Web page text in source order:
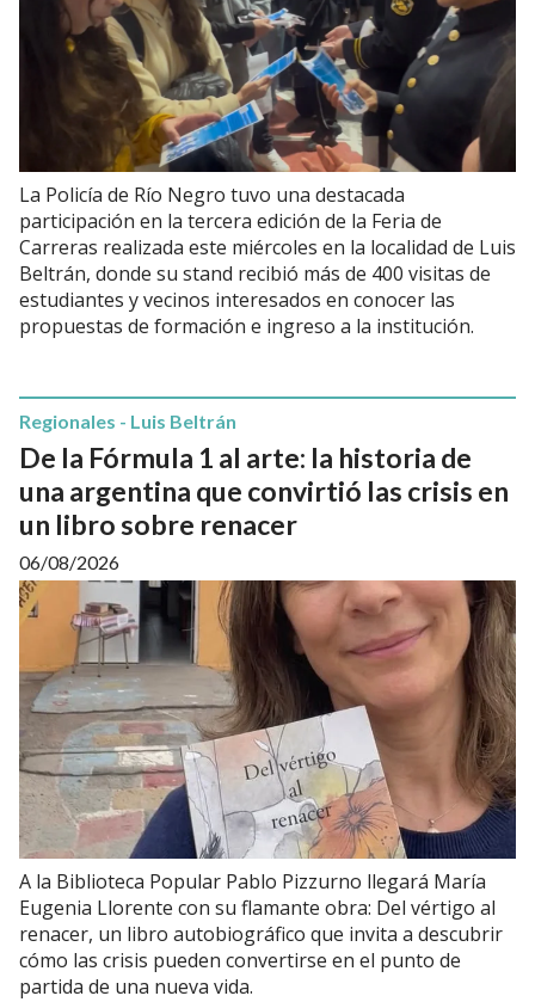
La Policía de Río Negro tuvo una destacada
participación en la tercera edición de la Feria de
Carreras realizada este miércoles en la localidad de Luis
Beltrán, donde su stand recibió más de 400 visitas de
estudiantes y vecinos interesados en conocer las
propuestas de formación e ingreso a la institución.
De la Fórmula 1 al arte: la historia de
una argentina que convirtió las crisis en
un libro sobre renacer
Regionales - Luis Beltrán
06/08/2026
A la Biblioteca Popular Pablo Pizzurno llegará María
Eugenia Llorente con su flamante obra: Del vértigo al
renacer, un libro autobiográfico que invita a descubrir
cómo las crisis pueden convertirse en el punto de
partida de una nueva vida.